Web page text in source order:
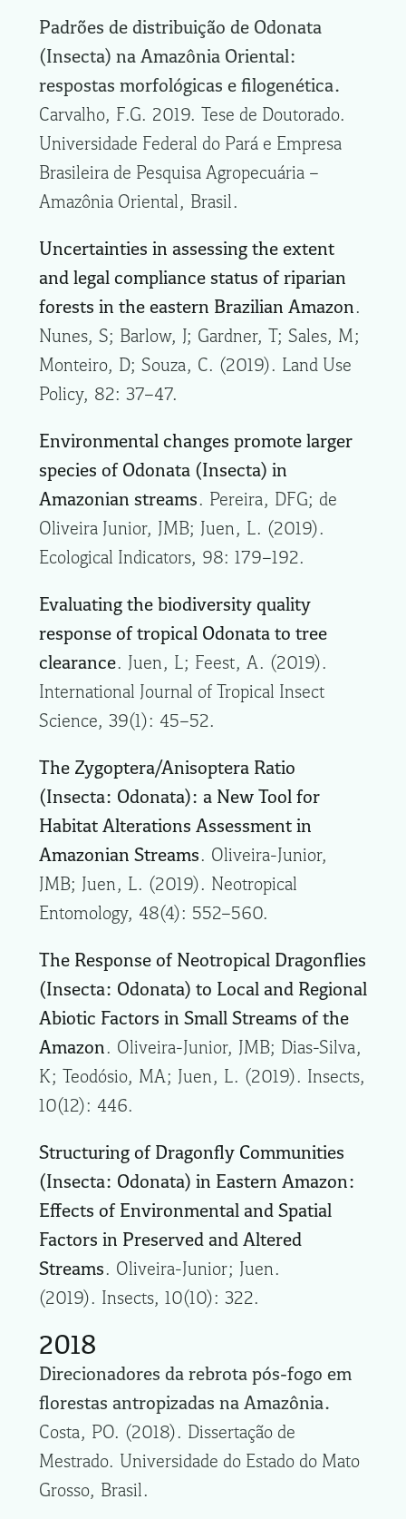
Padrões de distribuição de Odonata
(Insecta) na Amazônia Oriental:
respostas morfológicas e filogenética.
Carvalho, F.G. 2019. Tese de Doutorado.
Universidade Federal do Pará e Empresa
Brasileira de Pesquisa Agropecuária –
Amazônia Oriental, Brasil.
Uncertainties in assessing the extent
and legal compliance status of riparian
forests in the eastern Brazilian Amazon.
Nunes, S; Barlow, J; Gardner, T; Sales, M;
Monteiro, D; Souza, C. (2019). Land Use
Policy, 82: 37–47.
Environmental changes promote larger
species of Odonata (Insecta) in
Amazonian streams. Pereira, DFG; de
Oliveira Junior, JMB; Juen, L. (2019).
Ecological Indicators, 98: 179–192.
Evaluating the biodiversity quality
response of tropical Odonata to tree
clearance. Juen, L; Feest, A. (2019).
International Journal of Tropical Insect
Science, 39(1): 45–52.
The Zygoptera/Anisoptera Ratio
(Insecta: Odonata): a New Tool for
Habitat Alterations Assessment in
Amazonian Streams. Oliveira-Junior,
JMB; Juen, L. (2019). Neotropical
Entomology, 48(4): 552–560.
The Response of Neotropical Dragonflies
(Insecta: Odonata) to Local and Regional
Abiotic Factors in Small Streams of the
Amazon. Oliveira-Junior, JMB; Dias-Silva,
K; Teodósio, MA; Juen, L. (2019). Insects,
10(12): 446.
Structuring of Dragonfly Communities
(Insecta: Odonata) in Eastern Amazon:
Effects of Environmental and Spatial
Factors in Preserved and Altered
Streams. Oliveira-Junior; Juen.
(2019). Insects, 10(10): 322.
2018
Direcionadores da rebrota pós-fogo em
florestas antropizadas na Amazônia.
Costa, PO. (2018). Dissertação de
Mestrado. Universidade do Estado do Mato
Grosso, Brasil.